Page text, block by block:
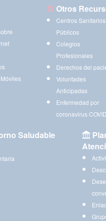
Otros
Centros Sanitarios
Públicos
Colegios
Profesionales
Derechos del
Voluntades
Anticipadas
Enfermedad por
coronavirus
Saludable